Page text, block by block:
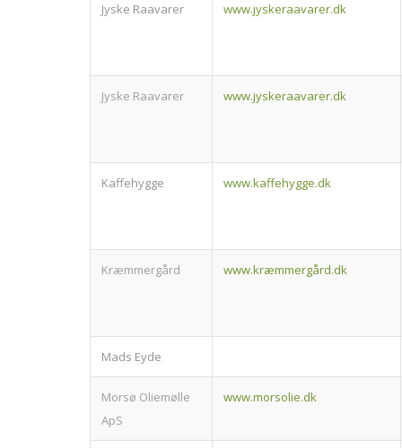
Jyske Raavarer www.jyskeraavarer.dk
Jyske Raavarer www.jyskeraavarer.dk
Kaffehygge www.kaffehygge.dk
Kræmmergård www.kræmmergård.dk
Mads Eyde
Morsø Oliemølle
ApS
www.morsolie.dk